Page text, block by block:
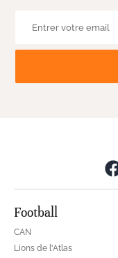
Football
CAN
Lions de l'Atlas